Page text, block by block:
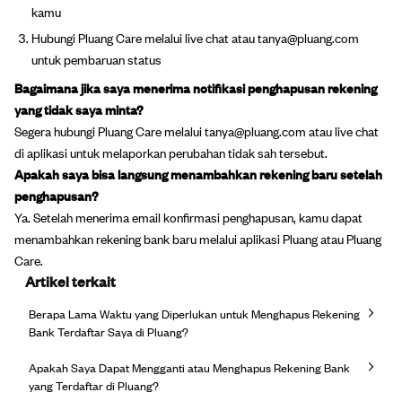
kamu
Hubungi Pluang Care melalui live chat atau tanya@pluang.com
untuk pembaruan status
Bagaimana jika saya menerima notifikasi penghapusan rekening
yang tidak saya minta?
Segera hubungi Pluang Care melalui tanya@pluang.com atau live chat
di aplikasi untuk melaporkan perubahan tidak sah tersebut.
Apakah saya bisa langsung menambahkan rekening baru setelah
penghapusan?
Ya. Setelah menerima email konfirmasi penghapusan, kamu dapat
menambahkan rekening bank baru melalui aplikasi Pluang atau Pluang
Care.
Artikel terkait
Berapa Lama Waktu yang Diperlukan untuk Menghapus Rekening
Bank Terdaftar Saya di Pluang?
Apakah Saya Dapat Mengganti atau Menghapus Rekening Bank
yang Terdaftar di Pluang?